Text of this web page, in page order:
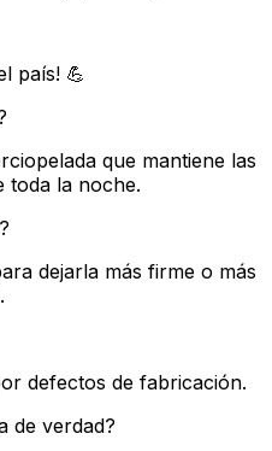
país! 💪
que mantiene las
toda la noche.
dejarla más firme o más
defectos de fabricación.
de verdad?